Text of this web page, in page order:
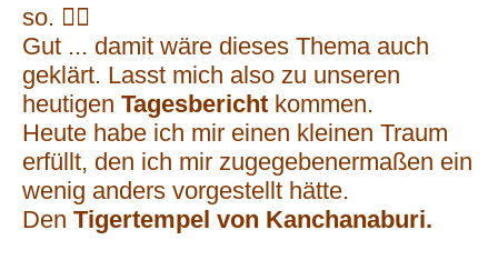
so. 🤷‍♂️
Gut ... damit wäre dieses Thema auch
geklärt. Lasst mich also zu unseren
heutigen Tagesbericht kommen.
Heute habe ich mir einen kleinen Traum
erfüllt, den ich mir zugegebenermaßen ein
wenig anders vorgestellt hätte.
Den Tigertempel von Kanchanaburi.